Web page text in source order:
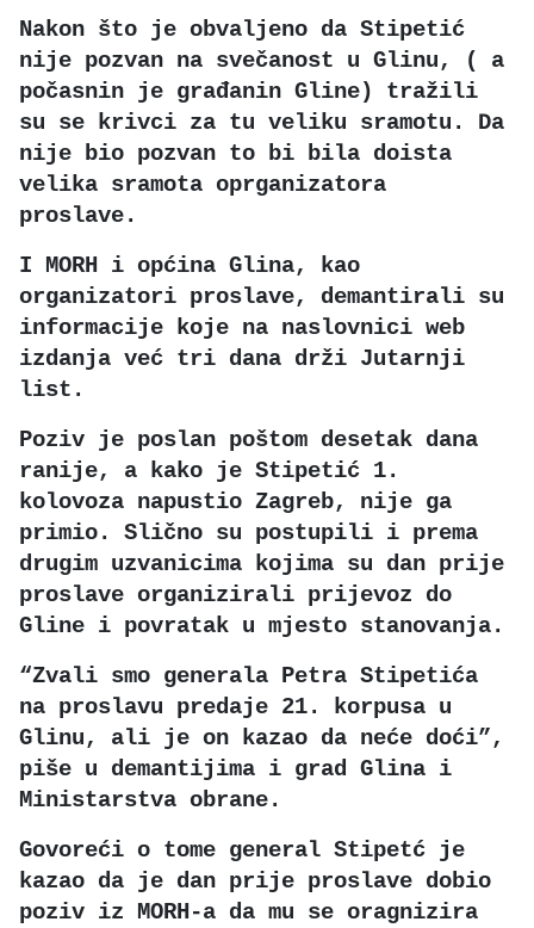
Nakon što je obvaljeno da Stipetić
nije pozvan na svečanost u Glinu, ( a
počasnin je građanin Gline) tražili
su se krivci za tu veliku sramotu. Da
nije bio pozvan to bi bila doista
velika sramota oprganizatora
proslave.
I MORH i općina Glina, kao
organizatori proslave, demantirali su
informacije koje na naslovnici web
izdanja već tri dana drži Jutarnji
list.
Poziv je poslan poštom desetak dana
ranije, a kako je Stipetić 1.
kolovoza napustio Zagreb, nije ga
primio. Slično su postupili i prema
drugim uzvanicima kojima su dan prije
proslave organizirali prijevoz do
Gline i povratak u mjesto stanovanja.
“Zvali smo generala Petra Stipetića
na proslavu predaje 21. korpusa u
Glinu, ali je on kazao da neće doći”,
piše u demantijima i grad Glina i
Ministarstva obrane.
Govoreći o tome general Stipetć je
kazao da je dan prije proslave dobio
poziv iz MORH-a da mu se oragnizira